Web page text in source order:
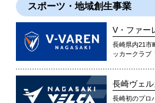
スポーツ・地域創生事業
V・ファー
長崎県内21市
ッカークラブ
長崎ヴェル
長崎初のプロ